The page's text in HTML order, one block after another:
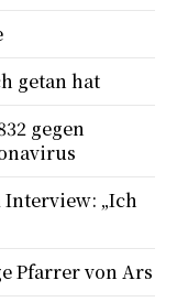
getan hat
gegen
Interview: „Ich
Pfarrer von Ars